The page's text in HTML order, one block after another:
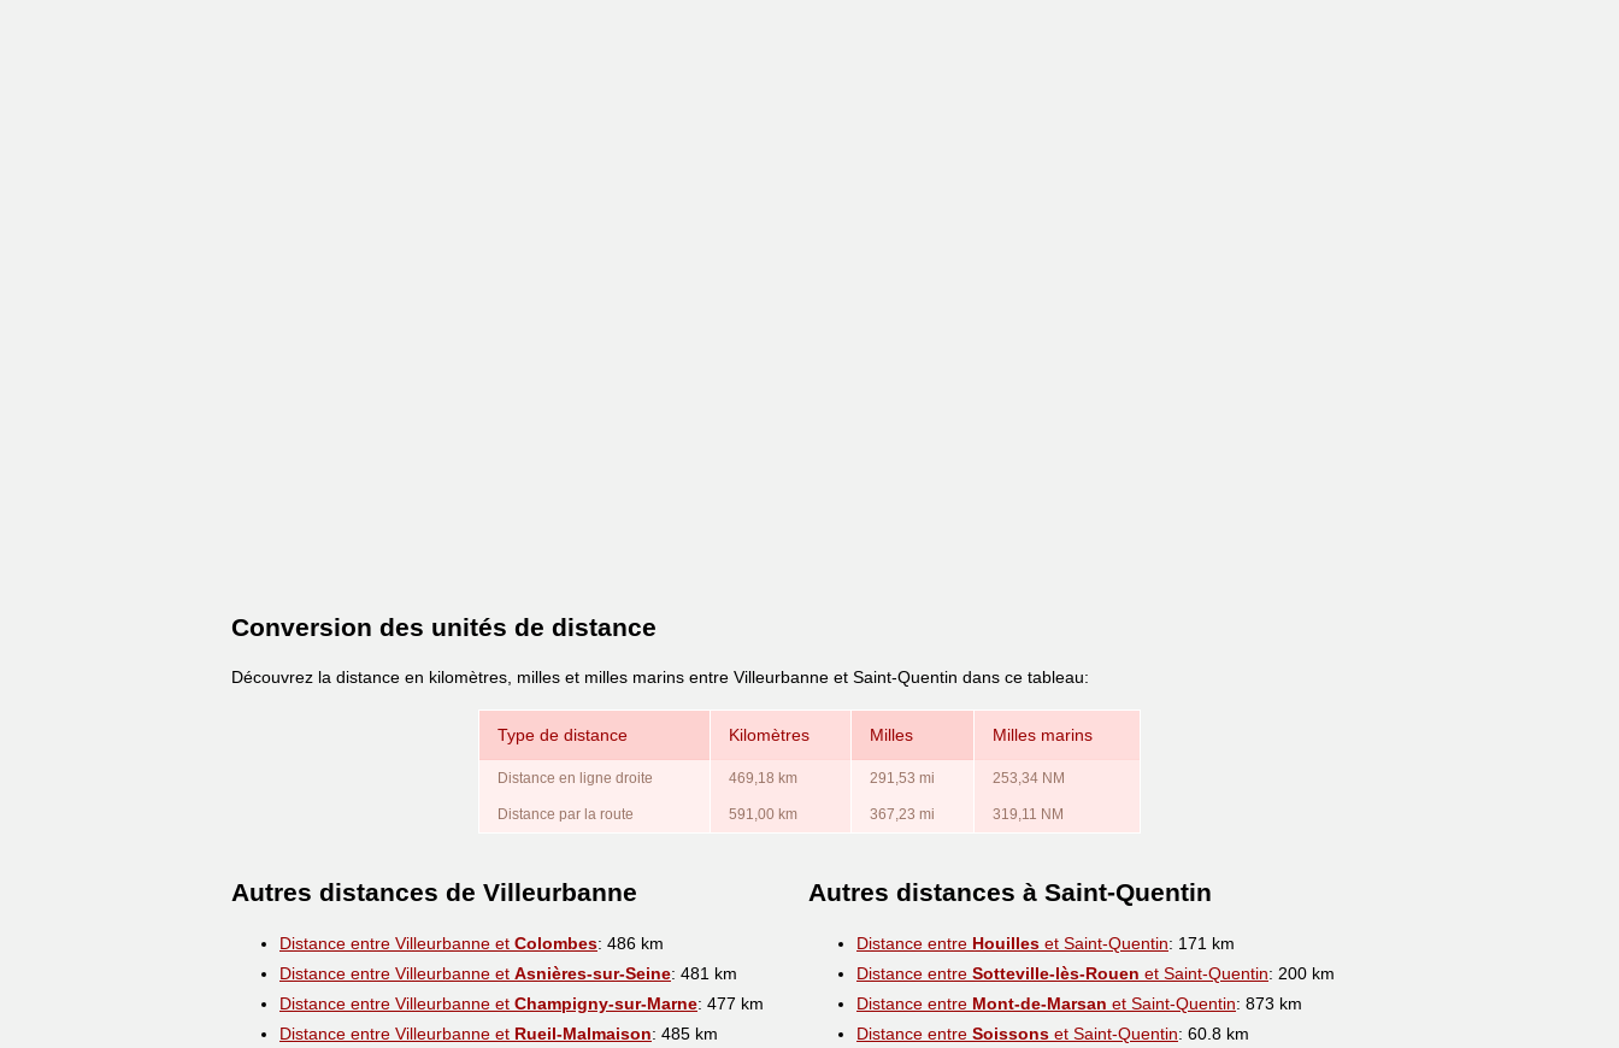
Conversion des unités de distance
Découvrez la distance en kilomètres, milles et milles marins entre Villeurbanne et Saint-Quentin dans ce tableau:
Type de distance Kilomètres Milles Milles marins
Distance en ligne droite 469,18 km 291,53 mi 253,34 NM
Distance par la route 591,00 km 367,23 mi 319,11 NM
Autres distances de Villeurbanne
Distance entre Villeurbanne et Colombes: 486 km
Distance entre Villeurbanne et Asnières-sur-Seine: 481 km
Distance entre Villeurbanne et Champigny-sur-Marne: 477 km
Distance entre Villeurbanne et Rueil-Malmaison: 485 km
Autres distances à Saint-Quentin
Distance entre Houilles et Saint-Quentin: 171 km
Distance entre Sotteville-lès-Rouen et Saint-Quentin: 200 km
Distance entre Mont-de-Marsan et Saint-Quentin: 873 km
Distance entre Soissons et Saint-Quentin: 60.8 km